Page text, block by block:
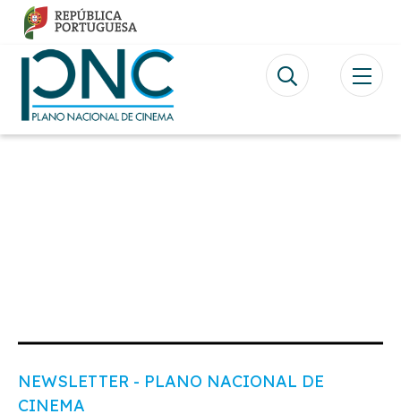
Skip
content
NEWSLETTER - PLANO NACIONAL DE
CINEMA